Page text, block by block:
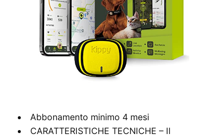
Abbonamento minimo 4 mesi
CARATTERISTICHE TECNICHE – Il